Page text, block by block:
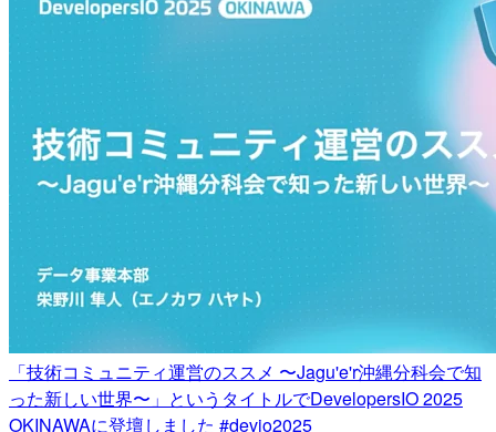
「技術コミュニティ運営のススメ 〜Jagu'e'r沖縄分科会で知
った新しい世界〜」というタイトルでDevelopersIO 2025
OKINAWAに登壇しました #devio2025